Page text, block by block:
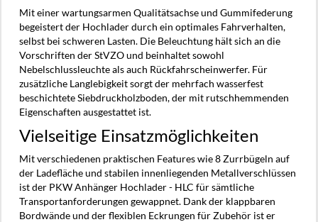
Mit einer wartungsarmen Qualitätsachse und Gummifederung
begeistert der Hochlader durch ein optimales Fahrverhalten,
selbst bei schweren Lasten. Die Beleuchtung hält sich an die
Vorschriften der StVZO und beinhaltet sowohl
Nebelschlussleuchte als auch Rückfahrscheinwerfer. Für
zusätzliche Langlebigkeit sorgt der mehrfach wasserfest
beschichtete Siebdruckholzboden, der mit rutschhemmenden
Eigenschaften ausgestattet ist.
Vielseitige Einsatzmöglichkeiten
Mit verschiedenen praktischen Features wie 8 Zurrbügeln auf
der Ladefläche und stabilen innenliegenden Metallverschlüssen
ist der PKW Anhänger Hochlader - HLC für sämtliche
Transportanforderungen gewappnet. Dank der klappbaren
Bordwände und der flexiblen Eckrungen für Zubehör ist er